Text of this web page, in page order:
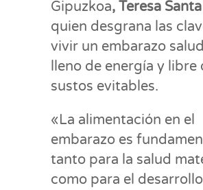
Gipuzkoa, Teresa
quien desgrana las
vivir un embarazo
lleno de energía y libre
sustos evitables.
«La alimentación en el
embarazo es
tanto para la salud
como para el